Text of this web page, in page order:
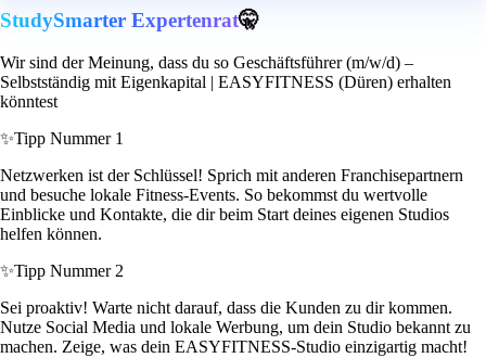
StudySmarter Expertenrat🤫
Wir sind der Meinung, dass du so Geschäftsführer (m/w/d) –
Selbstständig mit Eigenkapital | EASYFITNESS (Düren) erhalten
könntest
✨Tipp Nummer 1
Netzwerken ist der Schlüssel! Sprich mit anderen Franchisepartnern
und besuche lokale Fitness-Events. So bekommst du wertvolle
Einblicke und Kontakte, die dir beim Start deines eigenen Studios
helfen können.
✨Tipp Nummer 2
Sei proaktiv! Warte nicht darauf, dass die Kunden zu dir kommen.
Nutze Social Media und lokale Werbung, um dein Studio bekannt zu
machen. Zeige, was dein EASYFITNESS-Studio einzigartig macht!